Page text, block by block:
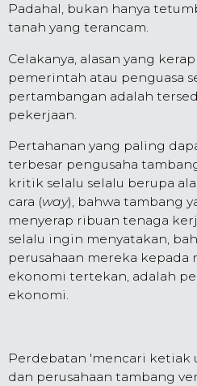
Padahal, bukan hanya
tanah yang terancam.
Celakanya, alasan yang
pemerintah atau penguasa
pertambangan adalah
pekerjaan.
Pertahanan yang paling
terbesar pengusaha
kritik selalu selalu berupa
cara (way), bahwa tambang
menyerap ribuan tenaga
selalu ingin menyatakan,
perusahaan mereka kepada
ekonomi tertekan, adalah
ekonomi.
Perdebatan 'mencari ketiak
dan perusahaan tambang